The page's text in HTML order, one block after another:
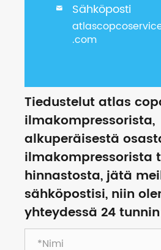
 Sähköposti
.com
Tiedustelut atlas
ilmakompressorista,
alkuperäisestä
ilmakompressorista
hinnastosta, jätä
sähköpostisi, niin
yhteydessä 24